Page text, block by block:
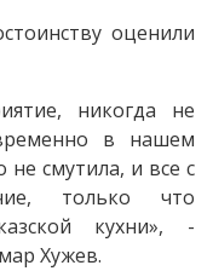
оценили
никогда не
в нашем
не смутила, и все с
только что
кухни», -
Хужев.